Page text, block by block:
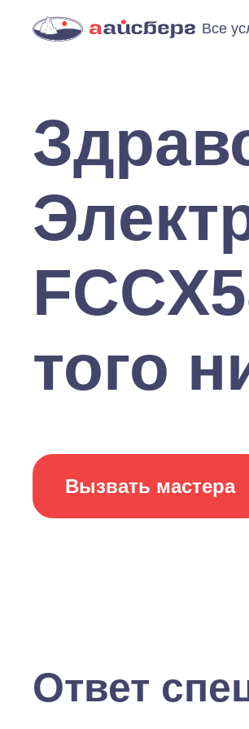
Все
того
Вызвать мастера
Ответ